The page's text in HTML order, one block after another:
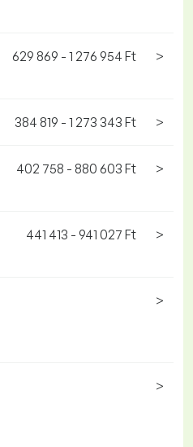
629 869 - 1 276 954 Ft >
384 819 - 1 273 343 Ft >
402 758 - 880 603 Ft >
441 413 - 941 027 Ft >
>
>